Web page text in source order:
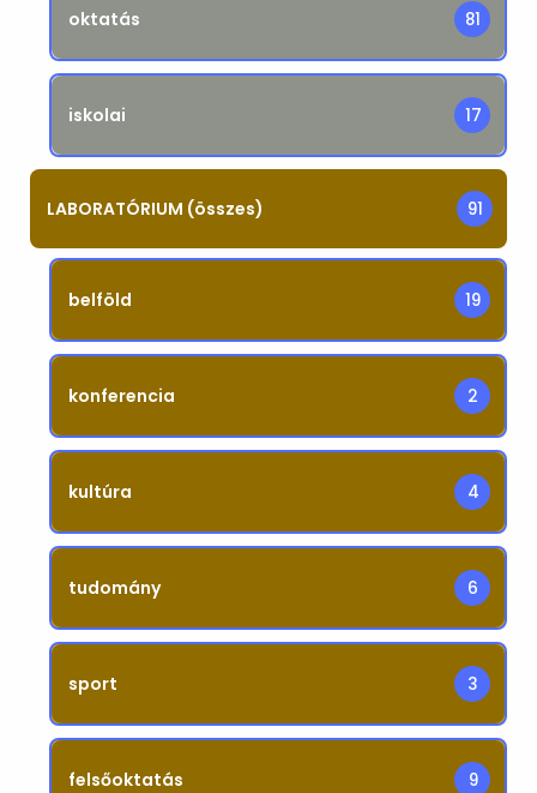
oktatás 81
iskolai 17
LABORATÓRIUM (összes) 91
belföld 19
konferencia 2
kultúra 4
tudomány 6
sport 3
felsőoktatás 9